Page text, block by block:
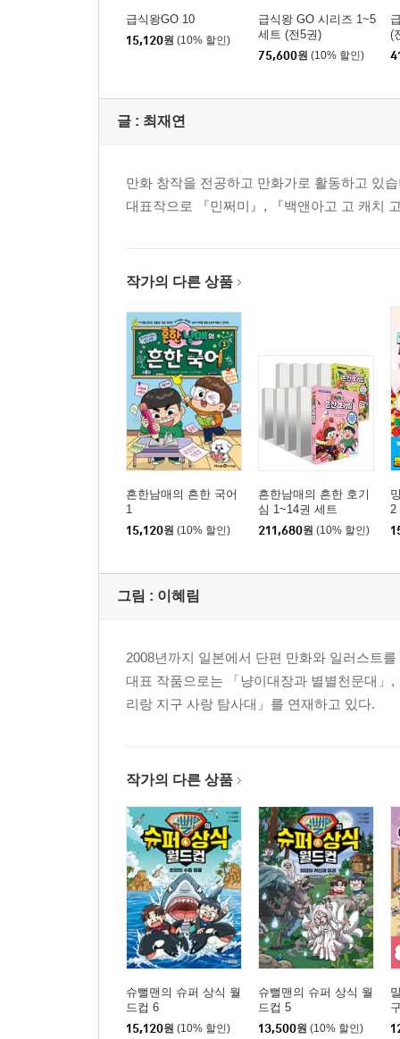
급식왕GO 10
15,120원 (10% 할인)
급식왕 GO 시리즈 1~5
세트 (전5권)
75,600원 (10% 할인)
(
글 : 최재연
만화 창작을 전공하고 만화가로 활동하고 있
대표작으로 『민쩌미』, 『백앤아고 고 캐치
작가의 다른 상품
흔한남매의 흔한 국어
1
15,120원 (10% 할인)
흔한남매의 흔한 호기
심 1~14권 세트
211,680원 (10% 할인)
2
그림 : 이혜림
2008년까지 일본에서 단편 만화와 일러스트
대표 작품으로는 「냥이대장과 별별천문대」
리랑 지구 사랑 탐사대」를 연재하고 있다.
작가의 다른 상품
슈뻘맨의 슈퍼 상식 월
드컵 6
15,120원 (10% 할인)
슈뻘맨의 슈퍼 상식 월
드컵 5
13,500원 (10% 할인)